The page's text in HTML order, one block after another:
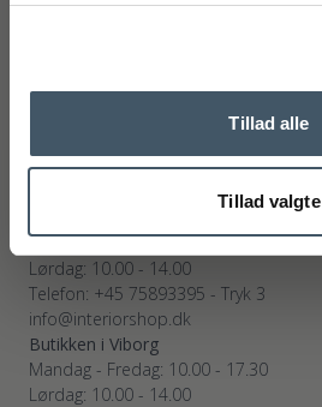
Tillad alle
Tillad valgte
Butikken i Løsning
Mandag - Fredag: 10.00 - 17.30
Telefon: +45 75893395 - Tryk 2
Mandag - Fredag: 10.00 - 17.30
Lørdag: 10.00 - 14.00
Telefon: +45 75893395 - Tryk 3
info@interiorshop.dk
Butikken i Viborg
Mandag - Fredag: 10.00 - 17.30
Lørdag: 10.00 - 14.00